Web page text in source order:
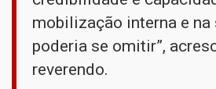
mobilização interna e na
poderia se omitir”,
reverendo.